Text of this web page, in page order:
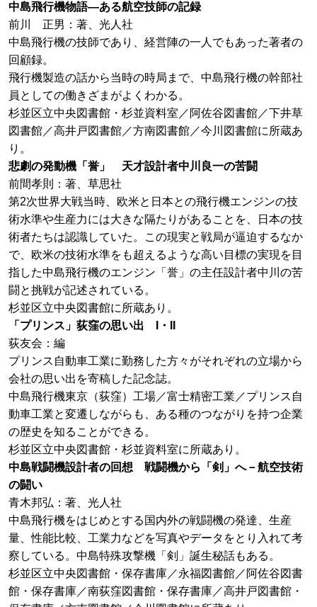
中島飛行機物語―ある航空技師の記録
前川 正男：著、光人社
中島飛行機の技師であり、経営陣の一人でもあった著者の
回顧録。
飛行機製造の話から当時の時局まで、中島飛行機の幹部社
員としての働きざまがよくわかる。
杉並区立中央図書館・杉並資料室／阿佐谷図書館／下井草
図書館／高井戸図書館／方南図書館／今川図書館に所蔵あ
り。
悲劇の発動機「誉」 天才設計者中川良一の苦闘
前間孝則：著、草思社
第2次世界大戦当時、欧米と日本との飛行機エンジンの技
術水準や生産力には大きな隔たりがあることを、日本の技
術者たちは認識していた。この現実と戦局が逼迫するなか
で、欧米の技術水準をも超えるような高い目標の実現を目
指した中島飛行機のエンジン「誉」の主任設計者中川の苦
闘と挑戦が記述されている。
杉並区立中央図書館に所蔵あり。
「プリンス」荻窪の思い出 I・II
荻友会：編
プリンス自動車工業に勤務した方々がそれぞれの立場から
会社の思い出を寄稿した記念誌。
中島飛行機東京（荻窪）工場／富士精密工業／プリンス自
動車工業と変遷しながらも、ある種のつながりを持つ企業
の歴史を知ることができる。
杉並区立中央図書館・杉並資料室に所蔵あり。
中島戦闘機設計者の回想 戦闘機から「剣」へ－航空技術
の闘い
青木邦弘：著、光人社
中島飛行機をはじめとする国内外の戦闘機の発達、生産
量、性能比較、工業力などを写真やデータをとり入れて考
察している。中島特殊攻撃機「剣」誕生秘話もある。
杉並区立中央図書館・保存書庫／永福図書館／阿佐谷図書
館・保存書庫／南荻窪図書館・保存書庫／高井戸図書館・